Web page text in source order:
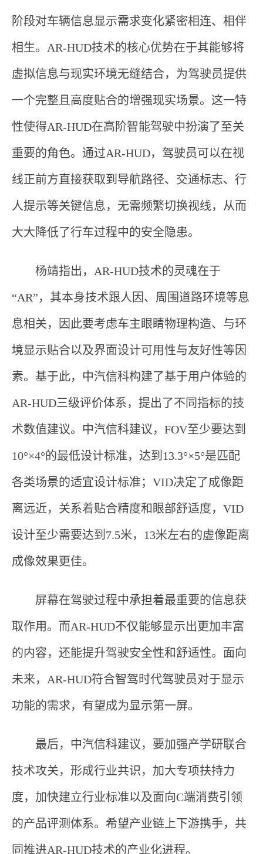
阶段对车辆信息显示需求变化紧密相连、相伴
相生。AR-HUD技术的核心优势在于其能够将
虚拟信息与现实环境无缝结合，为驾驶员提供
一个完整且高度贴合的增强现实场景。这一特
性使得AR-HUD在高阶智能驾驶中扮演了至关
重要的角色。通过AR-HUD，驾驶员可以在视
线正前方直接获取到导航路径、交通标志、行
人提示等关键信息，无需频繁切换视线，从而
大大降低了行车过程中的安全隐患。
杨靖指出，AR-HUD技术的灵魂在于
“AR”，其本身技术跟人因、周围道路环境等息
息相关，因此要考虑车主眼睛物理构造、与环
境显示贴合以及界面设计可用性与友好性等因
素。基于此，中汽信科构建了基于用户体验的
AR-HUD三级评价体系，提出了不同指标的技
术数值建议。中汽信科建议，FOV至少要达到
10°×4°的最低设计标准，达到13.3°×5°是匹配
各类场景的适宜设计标准；VID决定了成像距
离远近，关系着贴合精度和眼部舒适度，VID
设计至少需要达到7.5米，13米左右的虚像距离
成像效果更佳。
屏幕在驾驶过程中承担着最重要的信息获
取作用。而AR-HUD不仅能够显示出更加丰富
的内容，还能提升驾驶安全性和舒适性。面向
未来，AR-HUD符合智驾时代驾驶员对于显示
功能的需求，有望成为显示第一屏。
最后，中汽信科建议，要加强产学研联合
技术攻关，形成行业共识，加大专项扶持力
度，加快建立行业标准以及面向C端消费引领
的产品评测体系。希望产业链上下游携手，共
同推进AR-HUD技术的产业化进程。